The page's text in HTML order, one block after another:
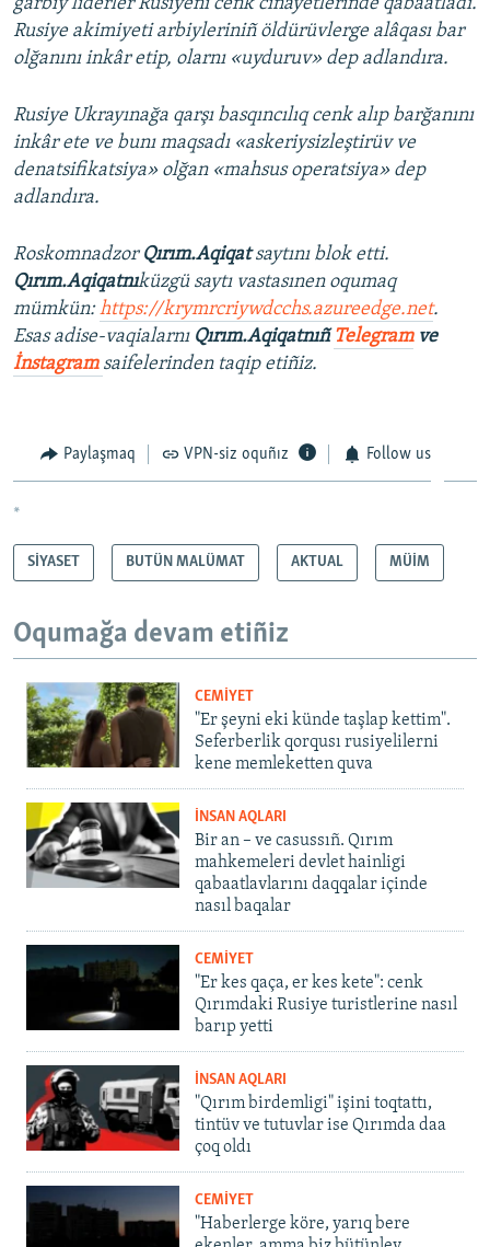
Rusiye akimiyeti arbiyleriniñ öldürüvlerge alâqası bar
olğanını inkâr etip, olarnı «uyduruv» dep adlandıra.
Rusiye Ukrayınağa qarşı basqıncılıq cenk alıp barğanını
inkâr ete ve bunı maqsadı «askeriysizleştirüv ve
denatsifikatsiya» olğan «mahsus operatsiya» dep
adlandıra.
Roskomnadzor Qırım.Aqiqatsaytını blok etti.
Qırım.Aqiqatnıküzgü saytı vastasınen oqumaq
mümkün:https://krymrcriywdcchs.azureedge.net.
Esas adise-vaqialarnı Qırım.AqiqatnıñTelegramve
İnstagram saifelerinden taqip etiñiz.
Paylaşmaq VPN-siz oquñız Follow us
*
SİYASET BUTÜN MALÜMAT AKTUAL MÜİM
Oqumağa devam etiñiz
CEMİYET
"Er şeyni eki künde taşlap kettim".
Seferberlik qorqusı rusiyelilerni
kene memleketten quva
İNSAN AQLARI
Bir an – ve casussıñ. Qırım
mahkemeleri devlet hainligi
qabaatlavlarını daqqalar içinde
nasıl baqalar
CEMİYET
"Er kes qaça, er kes kete": cenk
Qırımdaki Rusiye turistlerine nasıl
barıp yetti
İNSAN AQLARI
"Qırım birdemligi" işini toqtattı,
tintüv ve tutuvlar ise Qırımda daa
çoq oldı
CEMİYET
"Haberlerge köre, yarıq bere